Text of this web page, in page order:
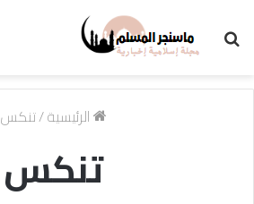
الرئيسية/تنكس
تنكس